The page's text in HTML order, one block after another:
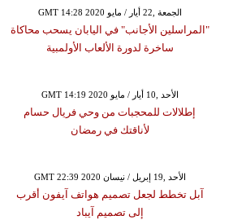
GMT 14:28 2020 الجمعة ,22 أيار / مايو
"المراسلين الأجانب" في اليابان يسحب محاكاة
ساخرة لدورة الألعاب الأولمبية
GMT 14:19 2020 الأحد ,10 أيار / مايو
إطلالات للمحجبات من وحي فريال حسام
لأناقتك في رمضان
GMT 22:39 2020 الأحد ,19 إبريل / نيسان
آبل تخطط لجعل تصميم هواتف آيفون أقرب
إلى تصميم آيباد